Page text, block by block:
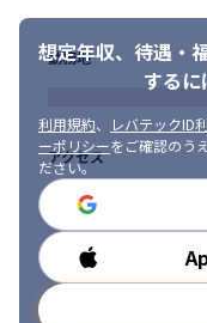
サーバー：AWS
※プロジェクトでは以
・言語：PythonやJava
・データベース：MySQL
・OS：Linux
＜募集背景＞
2030年に向けて、エン
を事業部全体として推し
加えて、クライアント
程から下流工程まで対
■ 求める人物像
・協調性があり、チー
・常に問題意識を持ち
・キャリアアップやス
・技術的な情報を自ら
・ビジネスマインドを
できる方
・今後マネジメントに
想定年収、待遇・
する
利用規約、 レバテックID
ーポリシーをご確認のう
ださい。
勤務地
アクセス
勤務時間